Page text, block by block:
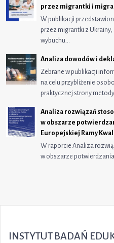
przez migrantki i
W publikacji
przez migrantki z
wybuchu…
Analiza dowodów i
Zebrane w publikacji
na celu przybliżenie
praktycznej strony
Analiza rozwiązań
w obszarze
Europejskiej Ramy
W raporcie Analiza
w obszarze
INSTYTUT BADAŃ